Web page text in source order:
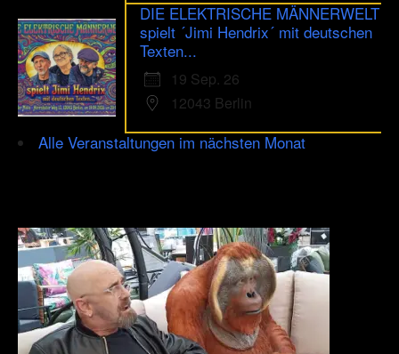
DIE ELEKTRISCHE MÄNNERWELT
spielt ´Jimi Hendrix´ mit deutschen
Texten...
19 Sep. 26
12043 Berlin
Alle Veranstaltungen im nächsten Monat